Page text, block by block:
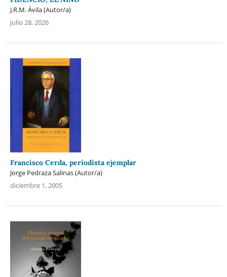
J.R.M. Ávila (Autor/a)
julio 28, 2026
Francisco Cerda, periodista ejemplar
Jorge Pedraza Salinas (Autor/a)
diciembre 1, 2005